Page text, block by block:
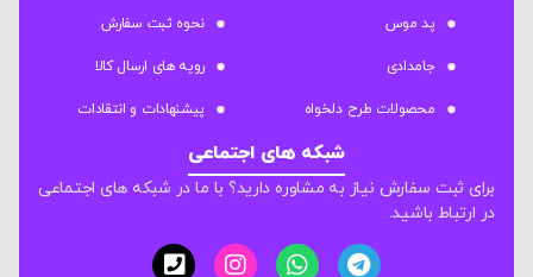
پد موس
جامدادی
محصولات طرح دلخواه
نحوه ثبت سفارش
رویه های ارسال کالا
پیشنهادات و انتقادات
شبکه های اجتماعی
برای ثبت سفارش نیاز به مشاوره دارید؟ با ما در شبکه های اجتماعی
در ارتباط باشید.